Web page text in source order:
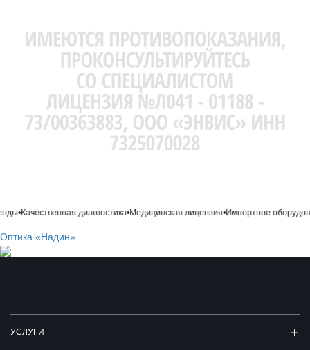
•Качественная диагностика•Медицинская лицензия•Импортное
Оптика «Надин»
УСЛУГИ